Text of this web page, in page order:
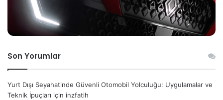
Son Yorumlar
Yurt Dışı Seyahatinde Güvenli Otomobil Yolculuğu: Uygulamalar ve
Teknik İpuçları için inzfatih